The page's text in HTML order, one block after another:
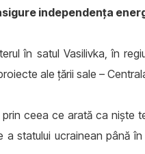
independența
în satul Vasilivka, în
ale țării sale –
ceea ce arată ca
statului ucrainean până